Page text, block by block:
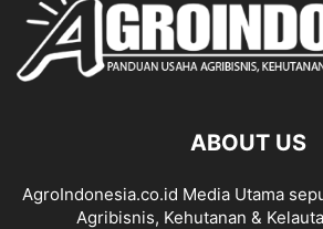
ABOUT US
AgroIndonesia.co.id Media Utama
Agribisnis, Kehutanan &